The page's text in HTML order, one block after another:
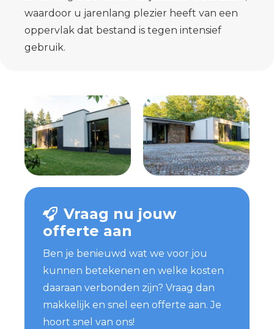
waardoor u jarenlang plezier heeft van een
oppervlak dat bestand is tegen intensief
gebruik.
Vraag nu jouw
offerte aan
Ben je benieuwd wat we voor jou
kunnen betekenen en welke kosten
daaraan verbonden zijn? Vraag dan
makkelijk en snel een offerte aan. Je
hoort snel van ons!